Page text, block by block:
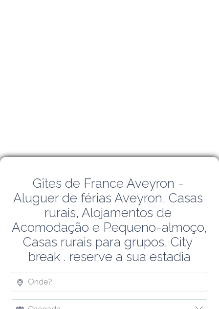
Gîtes de France Aveyron -
Aluguer de férias Aveyron, Casas
rurais, Alojamentos de
Acomodação e Pequeno-almoço,
Casas rurais para grupos, City
break . reserve a sua estadia